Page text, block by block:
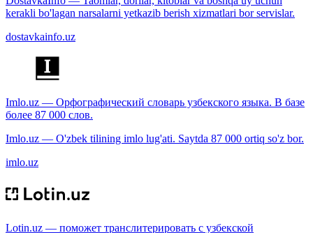
kerakli bo'lagan narsalarni yetkazib berish xizmatlari bor servislar.
dostavkainfo.uz
Imlo.uz — Орфографический словарь узбекского языка. В базе
более 87 000 слов.
Imlo.uz — O'zbek tilining imlo lug'ati. Saytda 87 000 ortiq so'z bor.
imlo.uz
Lotin.uz — поможет транслитерировать с узбекской